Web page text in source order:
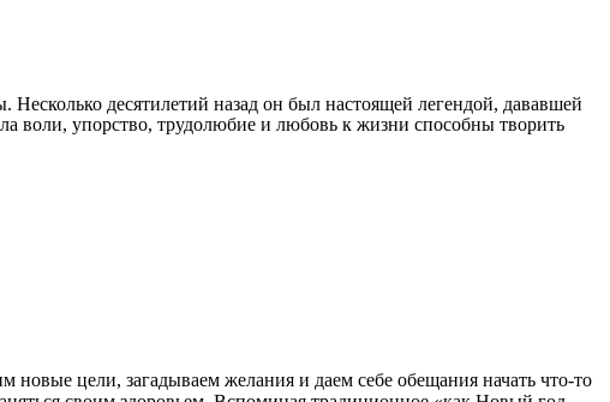
десятилетий назад он был настоящей легендой, дававшей
воли, упорство, трудолюбие и любовь к жизни способны творить
новые цели, загадываем желания и даем себе обещания начать что-то